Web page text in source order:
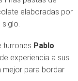
elaboradas por
siglo.
turrones Pablo
experiencia a sus
mejor para bordar